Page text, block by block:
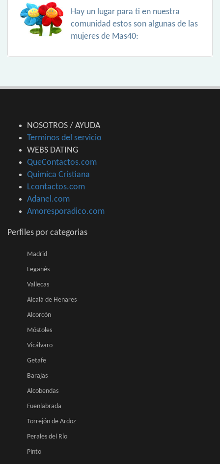
Hay un lugar para ti en nuestra
comunidad estos son algunas de las
mujeres de Mas40:
NOSOTROS / AYUDA
Terminos del servicio
WEBS DATING
QueContactos.com
Quimica Cristiana
Lcontactos.com
Adanel.com
Amoresporadico.com
Perfiles por categorias
Madrid
Leganés
Vallecas
Alcalá de Henares
Alcorcón
Móstoles
Vicálvaro
Getafe
Barajas
Alcobendas
Fuenlabrada
Torrejón de Ardoz
Perales del Río
Pinto